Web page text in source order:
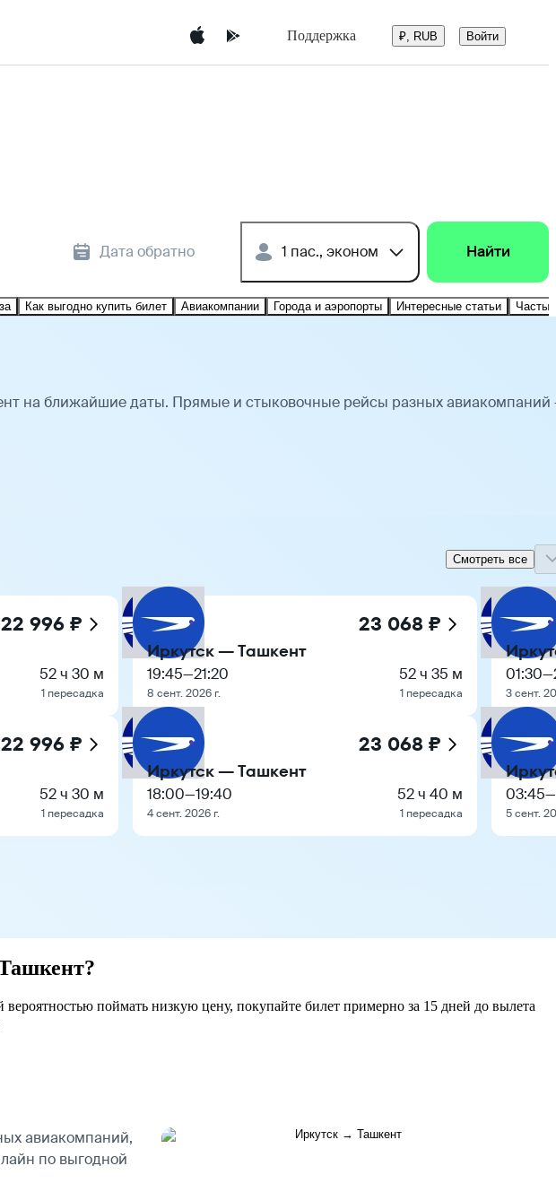
Поддержка ₽, RUB Войти
Дата обратно 1 пас., эконом Найти
Как выгодно купить билет Авиакомпании Города и аэропорты Интересные статьи
на ближайшие даты. Прямые и стыковочные рейсы разных авиакомпаний
Смотреть все
22 996 ₽
52 ч 30 м
1 пересадка
22 996 ₽
52 ч 30 м
1 пересадка
23 068 ₽
Иркутск — Ташкент
19:45—21:20
8 сент. 2026 г.
52 ч 35 м
1 пересадка
23 068 ₽
Иркутск — Ташкент
18:00—19:40
4 сент. 2026 г.
52 ч 40 м
1 пересадка
01:30—
3 сент.
03:45—
5 сент.
поймать низкую цену, покупайте билет примерно за 15 дней до вылета
авиакомпаний,
по выгодной